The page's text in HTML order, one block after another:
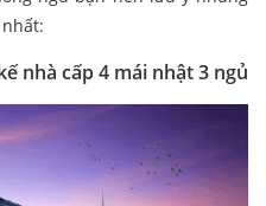
nhà cấp 4 mái nhật 3 ngủ